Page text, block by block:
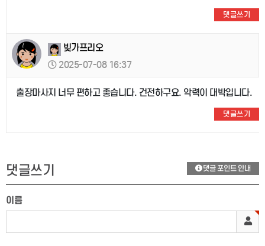
댓글쓰기
빚가프리오
2025-07-08 16:37
출장마사지 너무 편하고 좋습니다. 건전하구요. 악력이 대박입니다.
댓글쓰기
댓글쓰기 댓글 포인트 안내
이름